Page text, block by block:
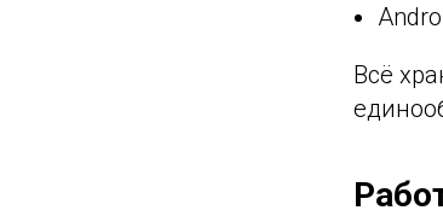
Всё